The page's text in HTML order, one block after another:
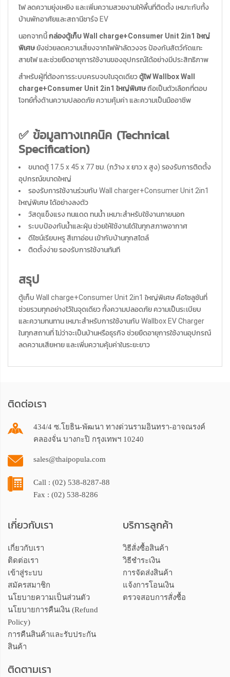
ไฟ ลดความยุ่งเหยิง และเพิ่มความสวยงามให้พื้นที่ติดตั้ง เหมาะกับทั้ง
บ้านพักอาศัยและสถานีชาร์จ EV
นอกจากนี้กล่องตู้เก็บ Wall charge+Consumer Unit 2in1 ใหญ่
พิเศษยังช่วยลดความเสี่ยงจากไฟฟ้าลัดวงจร ป้องกันสัตว์กัดแทะ
สายไฟ และช่วยยืดอายุการใช้งานของอุปกรณ์ได้อย่างมีประสิทธิภาพ
สำหรับผู้ที่ต้องการระบบครบจบในจุดเดียวตู้ไฟ Wallbox Wall
charge+Consumer Unit 2in1 ใหญ่พิเศษถือเป็นตัวเลือกที่ตอบ
โจทย์ทั้งด้านความปลอดภัย ความคุ้มค่า และความเป็นมืออาชีพ
✅ ข้อมูลทางเทคนิค (Technical
Specification)
ขนาดตู้ 17.5 x 45 x 77 ซม. (กว้าง x ยาว x สูง) รองรับการติดตั้ง
อุปกรณ์ขนาดใหญ่
รองรับการใช้งานร่วมกับ Wall charger+Consumer Unit 2in1
ใหญ่พิเศษ ได้อย่างลงตัว
วัสดุแข็งแรง ทนแดด ทนน้ำ เหมาะสำหรับใช้งานภายนอก
ระบบป้องกันน้ำและฝุ่น ช่วยให้ใช้งานได้ในทุกสภาพอากาศ
ดีไซน์เรียบหรู สีเทาอ่อน เข้ากับบ้านทุกสไตล์
ติดตั้งง่าย รองรับการใช้งานทันที
สรุป
ตู้เก็บ Wall charge+Consumer Unit 2in1 ใหญ่พิเศษ คือโซลูชันที่
ช่วยรวมทุกอย่างไว้ในจุดเดียว ทั้งความปลอดภัย ความเป็นระเบียบ
และความทนทาน เหมาะสำหรับการใช้งานกับ Wallbox EV Charger
ในทุกสถานที่ ไม่ว่าจะเป็นบ้านหรือธุรกิจ ช่วยยืดอายุการใช้งานอุปกรณ์
ลดความเสียหาย และเพิ่มความคุ้มค่าในระยะยาว
ติดต่อเรา
434/4 ซ.โยธิน-พัฒนา ทางด่วนรามอินทรา-อาจณรงค์
คลองจั่น บางกะปิ กรุงเทพฯ 10240
sales@thaipopula.com
Call : (02) 538-8287-88
Fax : (02) 538-8286
เกี่ยวกับเรา
เกี่ยวกับเรา
ติดต่อเรา
เข้าสู่ระบบ
สมัครสมาชิก
นโยบายความเป็นส่วนตัว
นโยบายการคืนเงิน (Refund
Policy)
การคืนสินค้าและรับประกัน
สินค้า
บริการลูกค้า
วิธีสั่งซื้อสินค้า
วิธีชำระเงิน
การจัดส่งสินค้า
แจ้งการโอนเงิน
ตรวจสอบการสั่งซื้อ
ติดตามเรา